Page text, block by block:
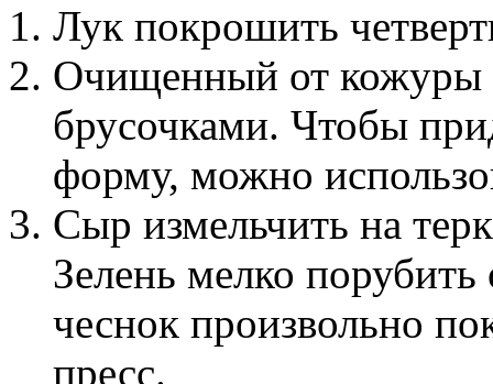
Лук покрошить
Очищенный от кожуры
брусочками. Чтобы
форму, можно
Сыр измельчить на
Зелень мелко
чеснок произвольно
пресс.